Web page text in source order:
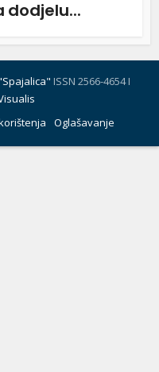
dodjelu...
ISSN 2566-4654 I
Oglašavanje